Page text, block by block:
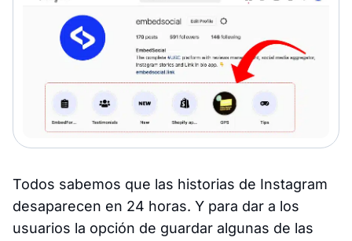
Todos sabemos que las historias de Instagram
desaparecen en 24 horas. Y para dar a los
usuarios la opción de guardar algunas de las